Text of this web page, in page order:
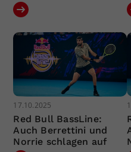
17.10.2025
Red Bull BassLine:
Auch Berrettini und
Norrie schlagen auf